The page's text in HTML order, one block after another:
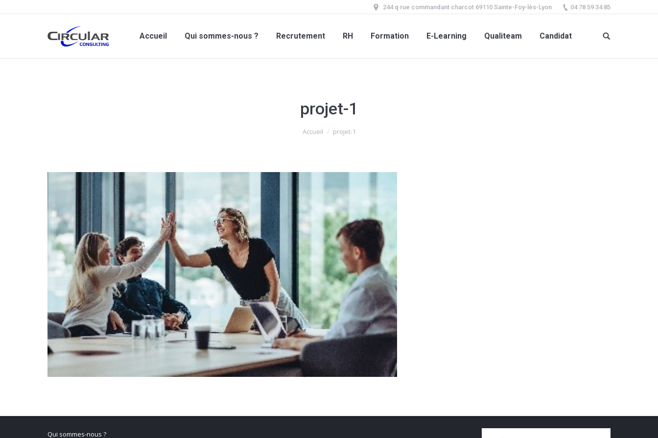
244 q rue commandant charcot 69110 Sainte-Foy-lès-Lyon 04 78 59 34 85
Accueil Qui sommes-nous ? Recrutement RH Formation E-Learning Qualiteam Candidat
projet-1
Accueil projet-1
Qui sommes-nous ?